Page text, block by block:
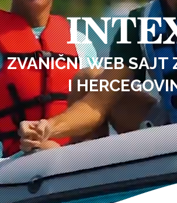
ZVANIČNI WEB SAJT
I